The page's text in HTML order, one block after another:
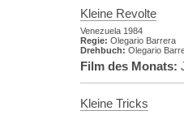
Kleine Revolte
Venezuela 1984
Regie: Olegario Barrera
Drehbuch: Olegario
Film des Monats:
Kleine Tricks